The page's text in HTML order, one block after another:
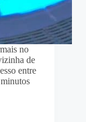
no
de
entre